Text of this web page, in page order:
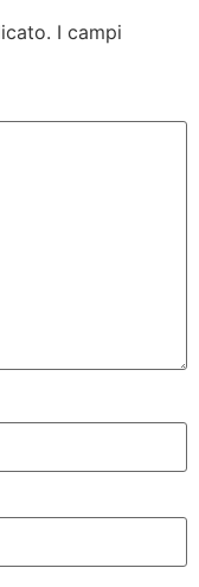
I campi